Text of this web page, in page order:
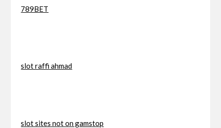
789BET
slot raffi ahmad
slot sites not on gamstop